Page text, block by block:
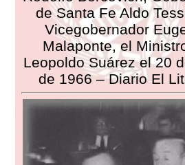
de Santa Fe Aldo
Vicegobernador
Malaponte, el
Leopoldo Suárez el 20
de 1966 – Diario El